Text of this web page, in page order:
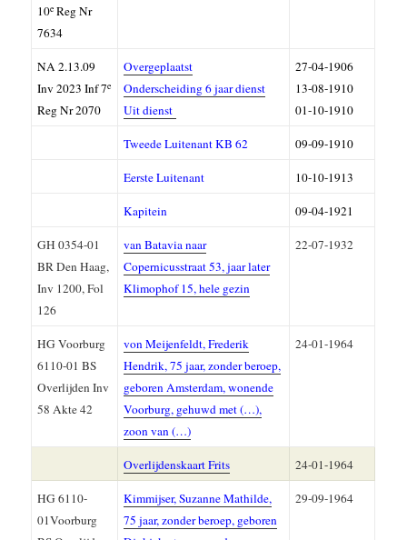
10e Reg Nr
7634
NA 2.13.09
Inv 2023 Inf 7e
Reg Nr 2070
Overgeplaatst
Onderscheiding 6 jaar dienst
Uit dienst
27-04-1906
13-08-1910
01-10-1910
Tweede Luitenant KB 62 09-09-1910
Eerste Luitenant 10-10-1913
Kapitein 09-04-1921
GH 0354-01
BR Den Haag,
Inv 1200, Fol
126
van Batavia naar
Copernicusstraat 53, jaar later
Klimophof 15, hele gezin
22-07-1932
HG Voorburg
6110-01 BS
Overlijden Inv
58 Akte 42
von Meijenfeldt, Frederik
Hendrik, 75 jaar, zonder beroep,
geboren Amsterdam, wonende
Voorburg, gehuwd met (…),
zoon van (…)
24-01-1964
Overlijdenskaart Frits 24-01-1964
HG 6110-
01Voorburg
Kimmijser, Suzanne Mathilde,
75 jaar, zonder beroep, geboren
29-09-1964